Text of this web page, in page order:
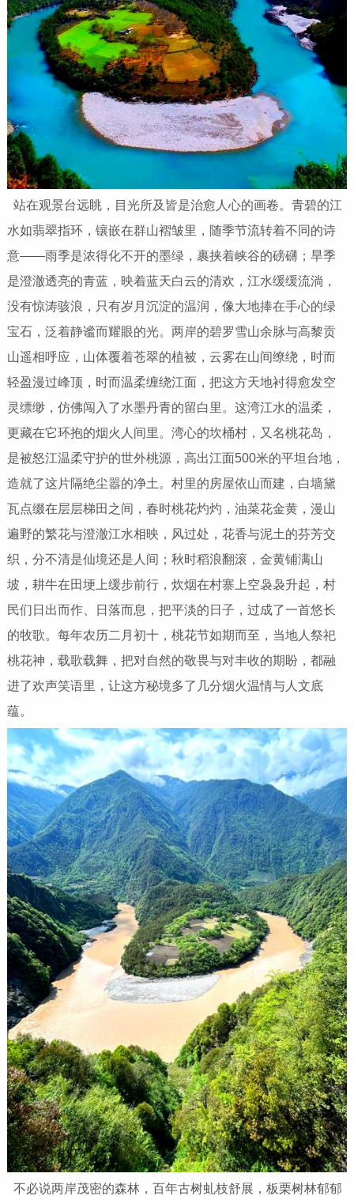
站在观景台远眺，目光所及皆是治愈人心的画卷。青碧的江
水如翡翠指环，镶嵌在群山褶皱里，随季节流转着不同的诗
意——雨季是浓得化不开的墨绿，裹挟着峡谷的磅礴；旱季
是澄澈透亮的青蓝，映着蓝天白云的清欢，江水缓缓流淌，
没有惊涛骇浪，只有岁月沉淀的温润，像大地捧在手心的绿
宝石，泛着静谧而耀眼的光。两岸的碧罗雪山余脉与高黎贡
山遥相呼应，山体覆着苍翠的植被，云雾在山间缭绕，时而
轻盈漫过峰顶，时而温柔缠绕江面，把这方天地衬得愈发空
灵缥缈，仿佛闯入了水墨丹青的留白里。这湾江水的温柔，
更藏在它环抱的烟火人间里。湾心的坎桶村，又名桃花岛，
是被怒江温柔守护的世外桃源，高出江面500米的平坦台地，
造就了这片隔绝尘嚣的净土。村里的房屋依山而建，白墙黛
瓦点缀在层层梯田之间，春时桃花灼灼，油菜花金黄，漫山
遍野的繁花与澄澈江水相映，风过处，花香与泥土的芬芳交
织，分不清是仙境还是人间；秋时稻浪翻滚，金黄铺满山
坡，耕牛在田埂上缓步前行，炊烟在村寨上空袅袅升起，村
民们日出而作、日落而息，把平淡的日子，过成了一首悠长
的牧歌。每年农历二月初十，桃花节如期而至，当地人祭祀
桃花神，载歌载舞，把对自然的敬畏与对丰收的期盼，都融
进了欢声笑语里，让这方秘境多了几分烟火温情与人文底
蕴。
不必说两岸茂密的森林，百年古树虬枝舒展，板栗树林郁郁